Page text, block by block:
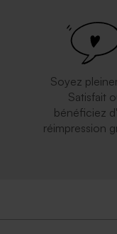
Soyez
Satisfait
bénéficiez
réimpression